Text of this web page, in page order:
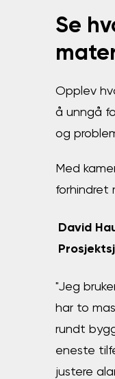
Se
Opplev
å unngå
og
Med
forhindret
David
"Jeg
har to
rundt
eneste
justere